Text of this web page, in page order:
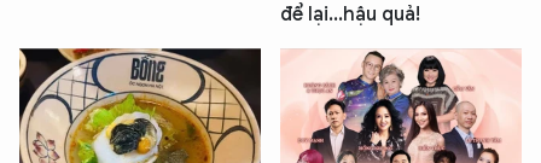
để lại...hậu quả!